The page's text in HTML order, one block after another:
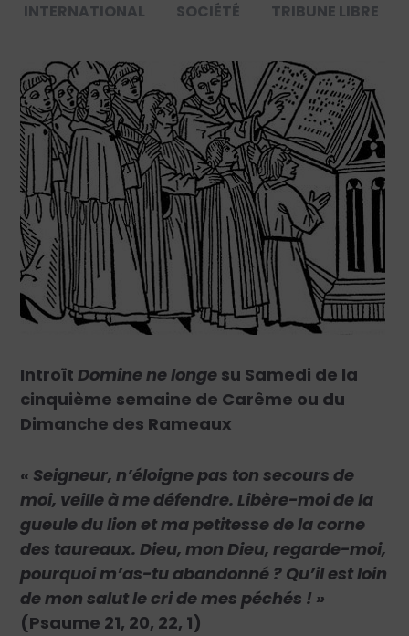
INTERNATIONAL
SOCIÉTÉ TRIBUNE LIBRE
IntroïtDomine ne longe su Samedi de la
cinquième semaine de Carême ou du
Dimanche des Rameaux
« Seigneur, n’éloigne pas ton secours de
moi, veille à me défendre. Libère-moi de la
gueule du lion et ma petitesse de la corne
des taureaux. Dieu, mon Dieu, regarde-moi,
pourquoi m’as-tu abandonné ? Qu’il est loin
de mon salut le cri de mes péchés ! »
(Psaume 21, 20, 22, 1)